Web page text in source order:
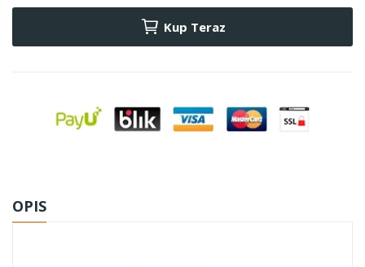
Kup Teraz
OPIS